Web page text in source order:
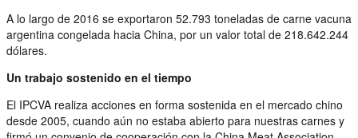
A lo largo de 2016 se exportaron 52.793 toneladas de carne vacuna
argentina congelada hacia China, por un valor total de 218.642.244
dólares.
Un trabajo sostenido en el tiempo
El IPCVA realiza acciones en forma sostenida en el mercado chino
desde 2005, cuando aún no estaba abierto para nuestras carnes y